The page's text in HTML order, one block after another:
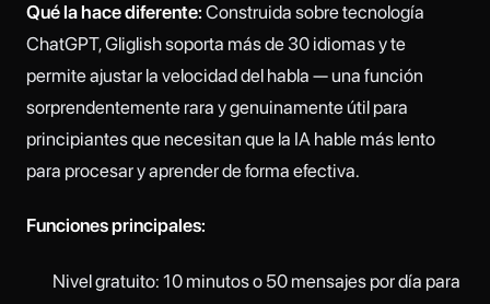
Qué la hace diferente: Construida sobre tecnología
ChatGPT, Gliglish soporta más de 30 idiomas y te
permite ajustar la velocidad del habla — una función
sorprendentemente rara y genuinamente útil para
principiantes que necesitan que la IA hable más lento
para procesar y aprender de forma efectiva.
Funciones principales:
Nivel gratuito: 10 minutos o 50 mensajes por día para